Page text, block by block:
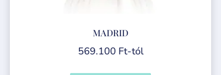
MADRID
569.100 Ft-tól